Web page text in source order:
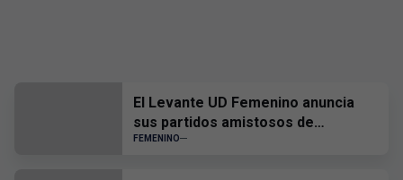
El Levante UD Femenino anuncia
sus partidos amistosos de
pretemporada
FEMENINO